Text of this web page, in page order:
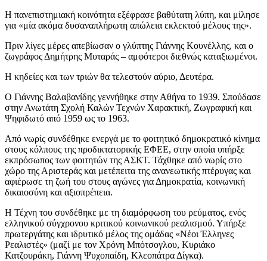
Η πανεπιστημιακή κοινότητα εξέφρασε βαθύτατη λύπη, και μίλησε
για «μία ακόμα δυσαναπλήρωτη απώλεια εκλεκτού μέλους της».
Πριν λίγες μέρες απεβίωσαν ο γλύπτης Γιάννης Κουνέλλης, και ο
ζωγράφος Δημήτρης Μυταράς – αμφότεροι διεθνώς καταξιωμένοι.
Η κηδείες και των τριών θα τελεστούν αύριο, Δευτέρα.
Ο Γιάννης Βαλαβανίδης γεννήθηκε στην Αθήνα το 1939. Σπούδασε
στην Ανωτάτη Σχολή Καλών Τεχνών Χαρακτική, Ζωγραφική και
Ψηφιδωτό από 1959 ως το 1963.
Από νωρίς συνδέθηκε ενεργά με το φοιτητικό δημοκρατικό κίνημα
στους κόλπους της προδικτατορικής ΕΦΕΕ, στην οποία υπήρξε
εκπρόσωπος των φοιτητών της ΑΣΚΤ. Τάχθηκε από νωρίς στο
χώρο της Αριστεράς και μετέπειτα της ανανεωτικής πτέρυγας και
αφιέρωσε τη ζωή του στους αγώνες για Δημοκρατία, κοινωνική
δικαιοσύνη και αξιοπρέπεια.
Η Τέχνη του συνδέθηκε με τη διαμόρφωση του ρεύματος, ενός
ελληνικού σύγχρονου κριτικού κοινωνικού ρεαλισμού. Υπήρξε
πρωτεργάτης και ιδρυτικό μέλος της ομάδας «Νέοι Έλληνες
Ρεαλιστές» (μαζί με τον Χρόνη Μπότσογλου, Κυριάκο
Κατζουράκη, Γιάννη Ψυχοπαίδη, Κλεοπάτρα Δίγκα).